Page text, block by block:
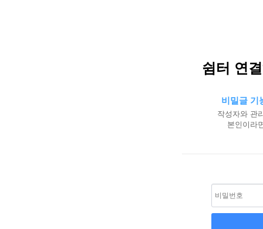
쉼터 연
비밀글 기
작성자와 관
본인이라